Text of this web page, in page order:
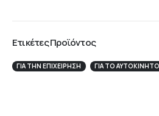
Ετικέτες Προϊόντος
ΓΙΑ ΤΗΝ ΕΠΙΧΕΊΡΗΣΉ ΓΙΑ ΤΟ ΑΥΤΟΚΊΝΗΤΟ